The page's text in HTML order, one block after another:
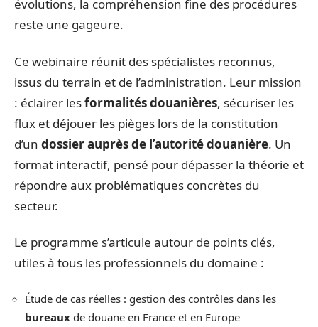
évolutions, la compréhension fine des procédures
reste une gageure.
Ce webinaire réunit des spécialistes reconnus,
issus du terrain et de l’administration. Leur mission
: éclairer lesformalités douanières, sécuriser les
flux et déjouer les pièges lors de la constitution
d’un dossier auprès de l’autorité douanière. Un
format interactif, pensé pour dépasser la théorie et
répondre aux problématiques concrètes du
secteur.
Le programme s’articule autour de points clés,
utiles à tous les professionnels du domaine :
Étude de cas réelles : gestion des contrôles dans les
bureaux de douane en France et en Europe